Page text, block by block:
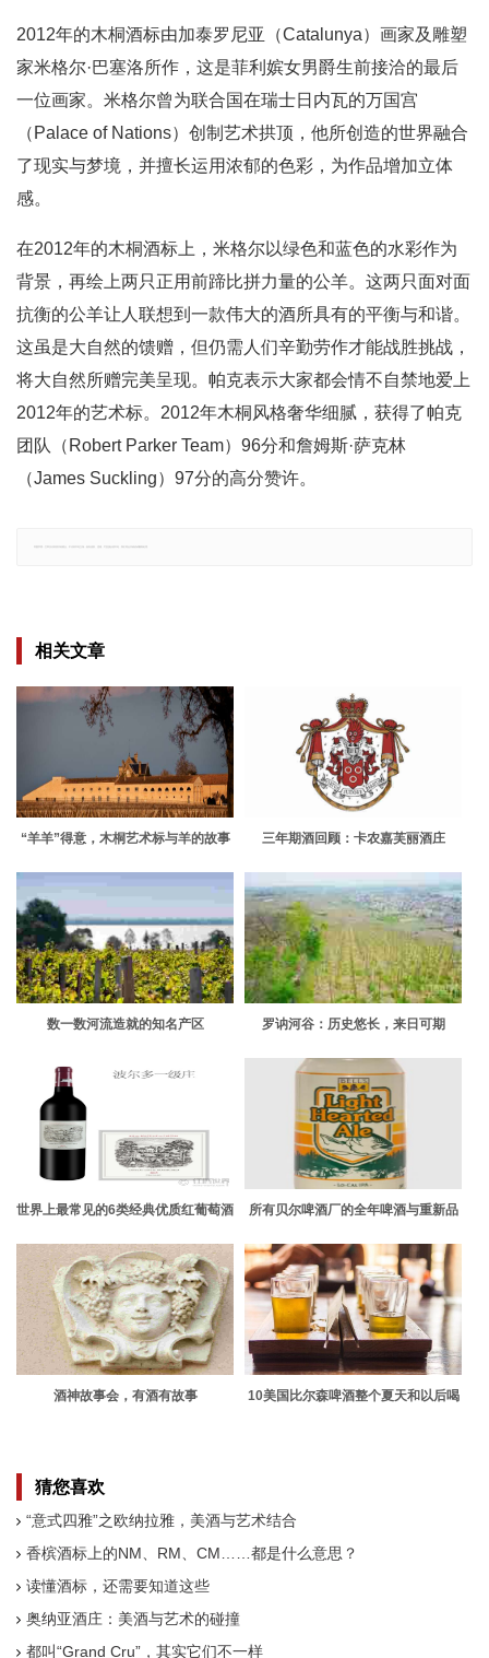
2012年的木桐酒标由加泰罗尼亚（Catalunya）画家及雕塑
家米格尔·巴塞洛所作，这是菲利嫔女男爵生前接洽的最后
一位画家。米格尔曾为联合国在瑞士日内瓦的万国宫
（Palace of Nations）创制艺术拱顶，他所创造的世界融合
了现实与梦境，并擅长运用浓郁的色彩，为作品增加立体
感。
在2012年的木桐酒标上，米格尔以绿色和蓝色的水彩作为
背景，再绘上两只正用前蹄比拼力量的公羊。这两只面对面
抗衡的公羊让人联想到一款伟大的酒所具有的平衡与和谐。
这虽是大自然的馈赠，但仍需人们辛勤劳作才能战胜挑战，
将大自然所赠完美呈现。帕克表示大家都会情不自禁地爱上
2012年的艺术标。2012年木桐风格奢华细腻，获得了帕克
团队（Robert Parker Team）96分和詹姆斯·萨克林
（James Suckling）97分的高分赞许。
相关文章
“羊羊”得意，木桐艺术标与羊的故事 三年期酒回顾：卡农嘉芙丽酒庄
数一数河流造就的知名产区 罗讷河谷：历史悠长，来日可期
世界上最常见的6类经典优质红葡萄酒
所有贝尔啤酒厂的全年啤酒与重新品
酒神故事会，有酒有故事 10美国比尔森啤酒整个夏天和以后喝
猜您喜欢
“意式四雅”之欧纳拉雅，美酒与艺术结合
香槟酒标上的NM、RM、CM……都是什么意思？
读懂酒标，还需要知道这些
奥纳亚酒庄：美酒与艺术的碰撞
都叫“Grand Cru”，其实它们不一样